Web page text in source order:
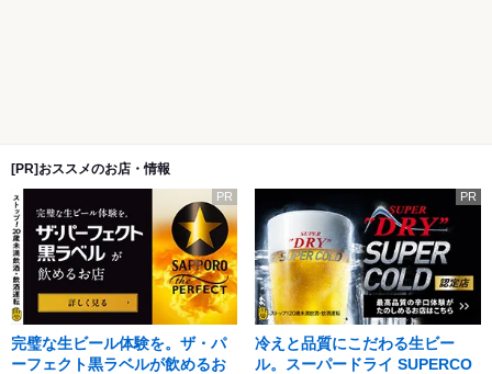
[PR]おススメのお店・情報
PR
完璧な生ビール体験を。ザ・パ
ーフェクト黒ラベルが飲めるお
PR
冷えと品質にこだわる生ビー
ル。スーパードライ SUPERCO